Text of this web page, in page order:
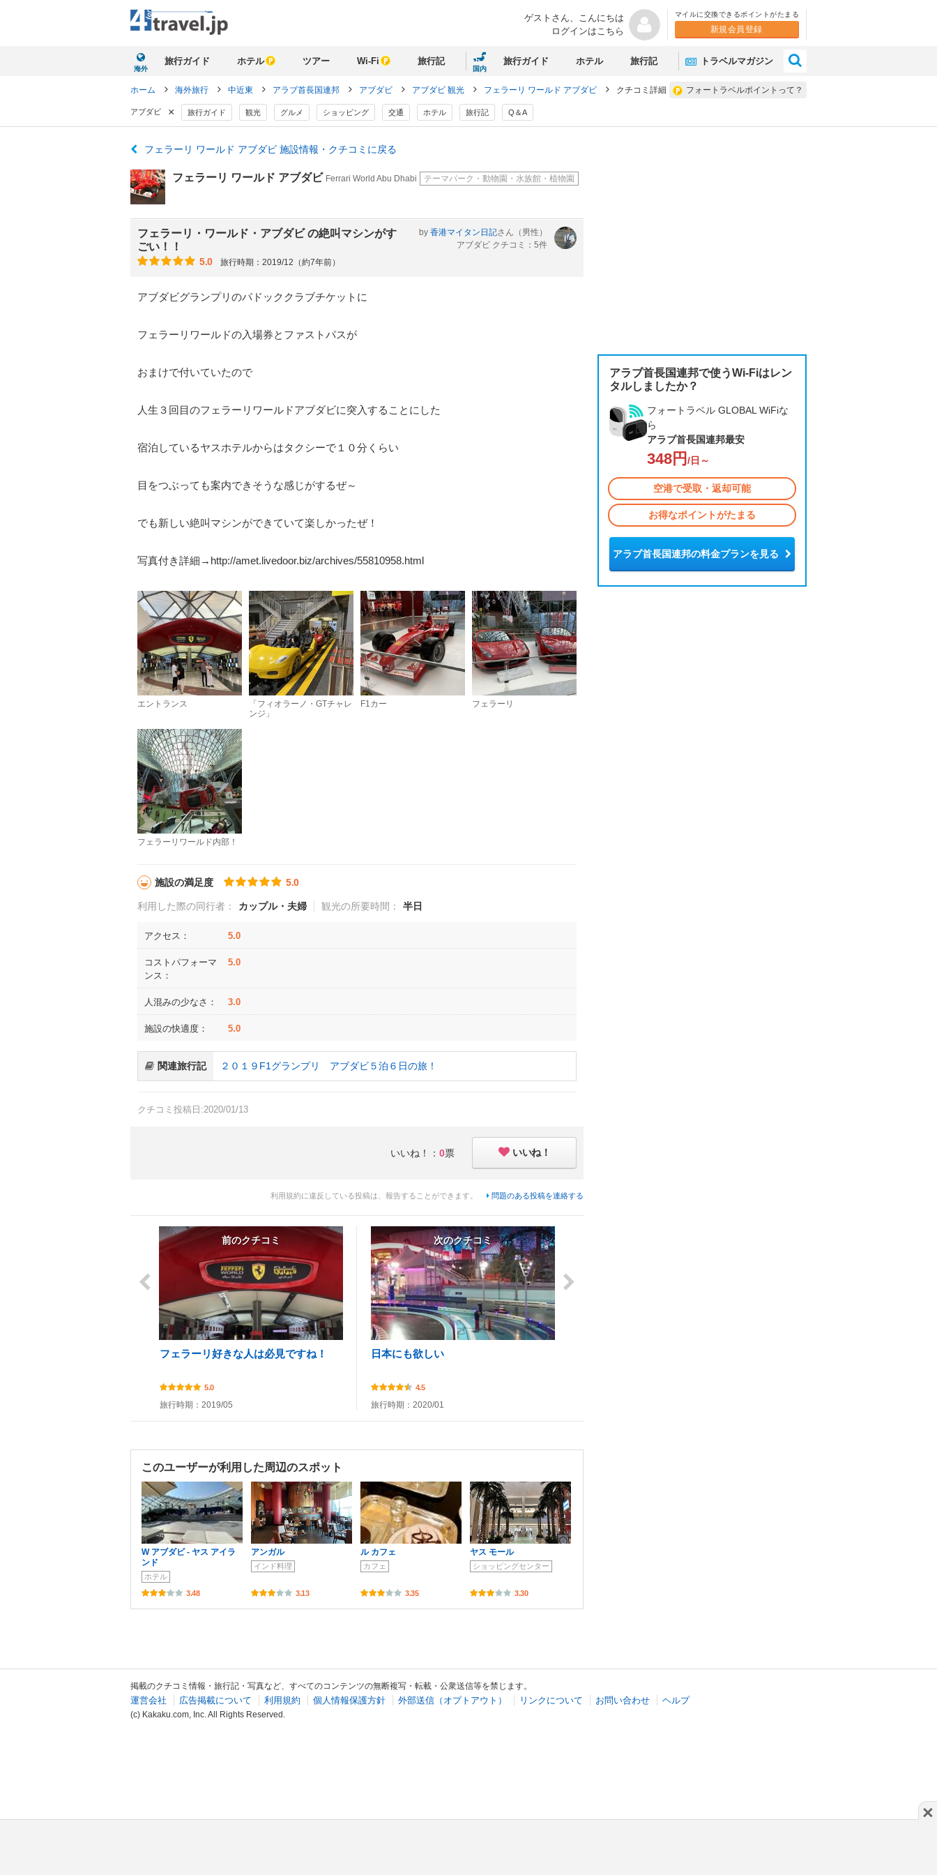
ゲストさん、 こんにちは
ログインはこちら
マイルに交換できるポイントがたまる
新規会員登録
海外
旅行ガイド ホテル ツアー Wi-Fi 旅行記
国内
旅行ガイド ホテル 旅行記 トラベルマガジン
フォートラベルポイントって？
ホーム 海外旅行 中近東 アラブ首長国連邦 アブダビ アブダビ 観光 フェラーリ ワールド アブダビ クチコミ詳細
アブダビ × 旅行ガイド 観光 グルメ ショッピング 交通 ホテル 旅行記 Q＆A
フェラーリ ワールド アブダビ 施設情報・クチコミに戻る
フェラーリ ワールド アブダビ Ferrari World Abu Dhabi テーマパーク・動物園・水族館・植物園
フェラーリ・ワールド・アブダビ の絶叫マシンがす
ごい！！
5.0 旅行時期：2019/12（約7年前）
by 香港マイタン日記さん （男性）
アブダビ クチコミ：5件
アブダビグランプリのパドッククラブチケットに
フェラーリワールドの入場券とファストパスが
おまけで付いていたので
人生３回目のフェラーリワールドアブダビに突入することにした
宿泊しているヤスホテルからはタクシーで１０分くらい
目をつぶっても案内できそうな感じがするぜ～
でも新しい絶叫マシンができていて楽しかったぜ！
写真付き詳細→http://amet.livedoor.biz/archives/55810958.html
エントランス
「フィオラーノ・GTチャレ
ンジ」
F1カー フェラーリ
フェラーリワールド内部！
施設の満足度 5.0
利用した際の同行者： カップル・夫婦 観光の所要時間： 半日
アクセス： 5.0
コストパフォーマ
ンス：
5.0
人混みの少なさ： 3.0
施設の快適度： 5.0
関連旅行記 ２０１９F1グランプリ アブダビ５泊６日の旅！
クチコミ投稿日:2020/01/13
いいね！： 0票 いいね！
利用規約に違反している投稿は、報告することができます。 問題のある投稿を連絡する
前のクチコミ
フェラーリ好きな人は必見ですね！
5.0
旅行時期：2019/05
次のクチコミ
日本にも欲しい
4.5
旅行時期：2020/01
このユーザーが利用した周辺のスポット
W アブダビ - ヤス アイラ
ンド
ホテル
3.48
アンガル
インド料理
3.13
ル カフェ
カフェ
3.35
ヤス モール
ショッピングセンター
3.30
アラブ首長国連邦で使うWi-Fiはレン
タルしましたか？
フォートラベル GLOBAL WiFiな
ら
アラブ首長国連邦最安
348円 /日～
空港で受取・返却可能
お得なポイントがたまる
アラブ首長国連邦の料金プランを見る
×
掲載のクチコミ情報・旅行記・写真など、すべてのコンテンツの無断複写・転載・公衆送信等を禁じます。
運営会社 広告掲載について 利用規約 個人情報保護方針 外部送信（オプトアウト） リンクについて お問い合わせ ヘルプ
(c) Kakaku.com, Inc. All Rights Reserved.